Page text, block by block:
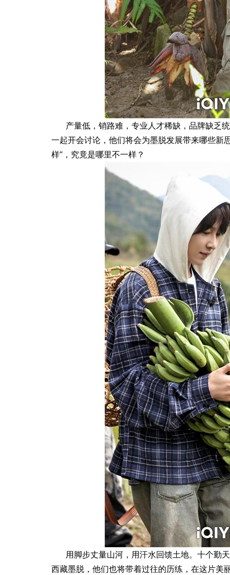
产量低，销路难，专业人才稀缺，品牌缺乏
一起开会讨论，他们将会为墨脱发展带来哪些新
样”，究竟是哪里不一样？
用脚步丈量山河，用汗水回馈土地。十个勤
西藏墨脱，他们也将带着过往的历练，在这片美